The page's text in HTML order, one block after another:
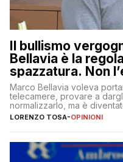
Il bullismo
Bellavia è la
spazzatura. Non
Marco Bellavia voleva
telecamere, provare a
normalizzarlo, ma è
copione
LORENZO TOSA-OPINIONI